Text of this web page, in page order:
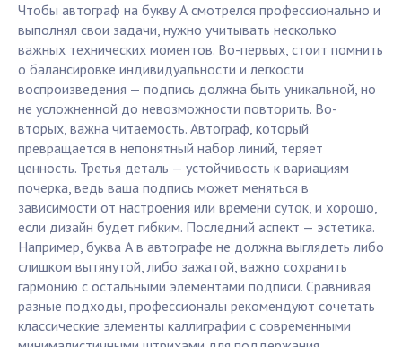
Чтобы автограф на букву А смотрелся профессионально и
выполнял свои задачи, нужно учитывать несколько
важных технических моментов. Во-первых, стоит помнить
о балансировке индивидуальности и легкости
воспроизведения — подпись должна быть уникальной, но
не усложненной до невозможности повторить. Во-
вторых, важна читаемость. Автограф, который
превращается в непонятный набор линий, теряет
ценность. Третья деталь — устойчивость к вариациям
почерка, ведь ваша подпись может меняться в
зависимости от настроения или времени суток, и хорошо,
если дизайн будет гибким. Последний аспект — эстетика.
Например, буква А в автографе не должна выглядеть либо
слишком вытянутой, либо зажатой, важно сохранить
гармонию с остальными элементами подписи. Сравнивая
разные подходы, профессионалы рекомендуют сочетать
классические элементы каллиграфии с современными